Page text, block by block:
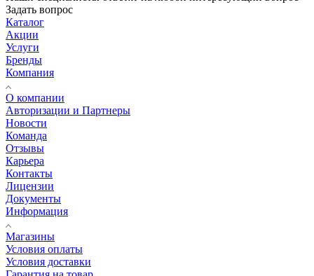
Задать вопрос
Каталог
Акции
Услуги
Бренды
Компания
О компании
Авторизации и Партнеры
Новости
Команда
Отзывы
Карьера
Контакты
Лицензии
Документы
Информация
Магазины
Условия оплаты
Условия доставки